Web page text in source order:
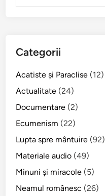
l
e
r
g
:
D
p
r
Categorii
Acatiste şi Paraclise (12)
Actualitate (24)
Documentare (2)
Ecumenism (22)
Lupta spre mântuire (92)
Materiale audio (49)
Minuni şi miracole (5)
Neamul românesc (26)